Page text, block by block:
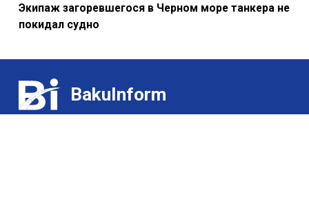
Экипаж загоревшегося в Черном море танкера не
покидал судно
BakuInform